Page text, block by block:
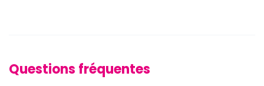
Questions fréquentes